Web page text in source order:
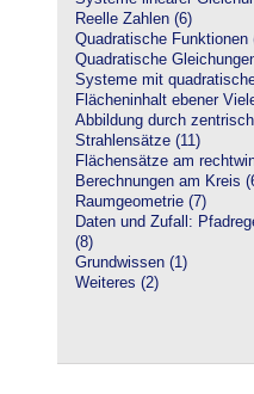
Reelle Zahlen (6)
Quadratische Funktionen
Quadratische
Systeme mit
Flächeninhalt ebener
Abbildung durch
Strahlensätze (11)
Flächensätze am
Berechnungen am Kreis
Raumgeometrie (7)
Daten und Zufall:
(8)
Grundwissen (1)
Weiteres (2)